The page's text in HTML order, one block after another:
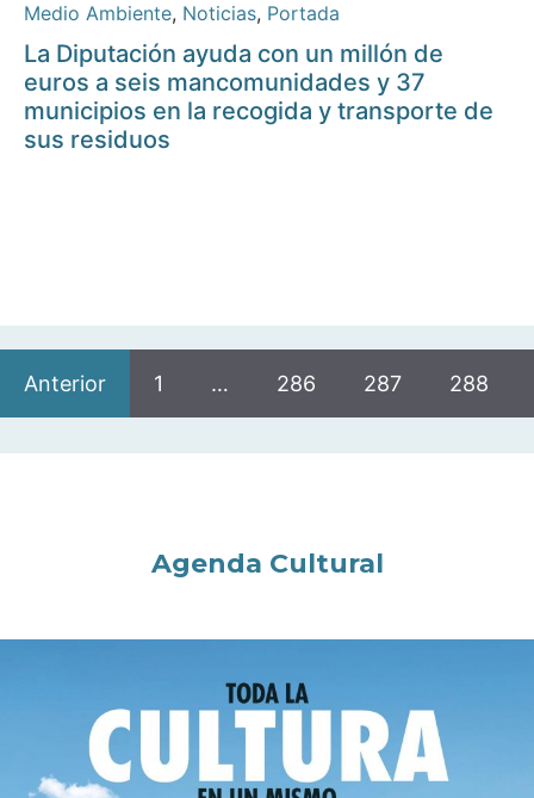
Medio Ambiente, Noticias, Portada
La Diputación ayuda con un millón de
euros a seis mancomunidades y 37
municipios en la recogida y transporte de
sus residuos
Anterior 1 … 286 287 288
Agenda Cultural